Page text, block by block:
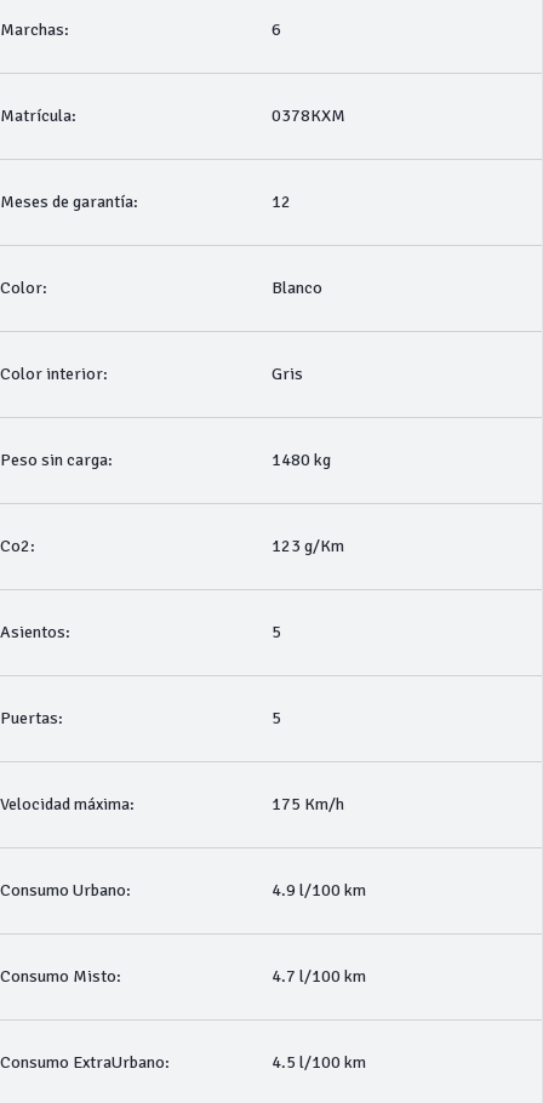
Marchas: 6
Matrícula: 0378KXM
Meses de garantía: 12
Color: Blanco
Color interior: Gris
Peso sin carga: 1480 kg
Co2: 123 g/Km
Asientos: 5
Puertas: 5
Velocidad máxima: 175 Km/h
Consumo Urbano: 4.9 l/100 km
Consumo Misto: 4.7 l/100 km
Consumo ExtraUrbano: 4.5 l/100 km